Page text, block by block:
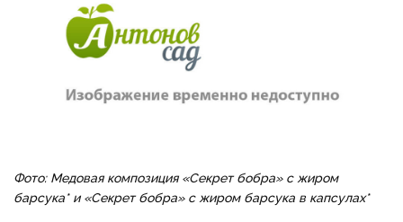
Фото: Медовая композиция «Секрет бобра» с жиром
барсука* и «Секрет бобра» с жиром барсука в капсулах*